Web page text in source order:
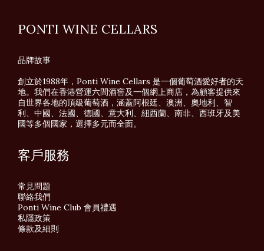
PONTI WINE CELLARS
品牌故事
創立於1988年，Ponti Wine Cellars 是一個葡萄酒愛好者的天
地。我們在香港營運六間酒窖及一個網上商店，為顧客提供來
自世界各地的頂級葡萄酒，涵蓋阿根廷、澳洲、奧地利、智
利、中國、法國、德國、意大利、紐西蘭、南非、西班牙及美
國等多個國家，選擇多元而全面。
客戶服務
常見問題
聯絡我們
Ponti Wine Club 會員禮遇
私隱政策
條款及細則